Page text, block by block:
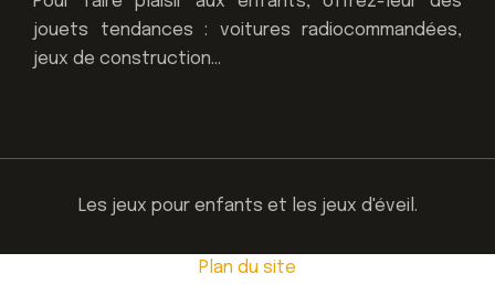
jouets tendances : voitures radiocommandées,
jeux de construction…
Les jeux pour enfants et les jeux d'éveil.
Plan du site